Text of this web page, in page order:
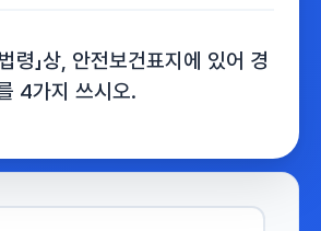
령」상, 안전보건표지에 있어 경
4가지 쓰시오.